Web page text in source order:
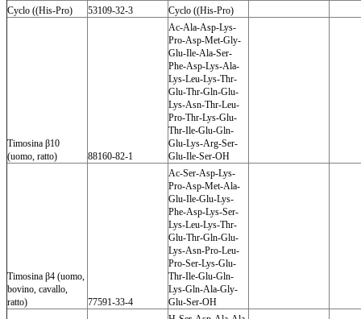
Cyclo ((His-Pro)
53109-32-3 Cyclo ((His-Pro)
Timosina β10
(uomo, ratto)
88160-82-1
Ac-Ala-Asp-Lys-
Pro-Asp-Met-Gly-
Glu-Ile-Ala-Ser-
Phe-Asp-Lys-Ala-
Lys-Leu-Lys-Thr-
Glu-Thr-Gln-Glu-
Lys-Asn-Thr-Leu-
Pro-Thr-Lys-Glu-
Thr-Ile-Glu-Gln-
Glu-Lys-Arg-Ser-
Glu-Ile-Ser-OH
Timosina β4 (uomo,
bovino, cavallo,
ratto)
77591-33-4
Ac-Ser-Asp-Lys-
Pro-Asp-Met-Ala-
Glu-Ile-Glu-Lys-
Phe-Asp-Lys-Ser-
Lys-Leu-Lys-Thr-
Glu-Thr-Gln-Glu-
Lys-Asn-Pro-Leu-
Pro-Ser-Lys-Glu-
Thr-Ile-Glu-Gln-
Lys-Gln-Ala-Gly-
Glu-Ser-OH